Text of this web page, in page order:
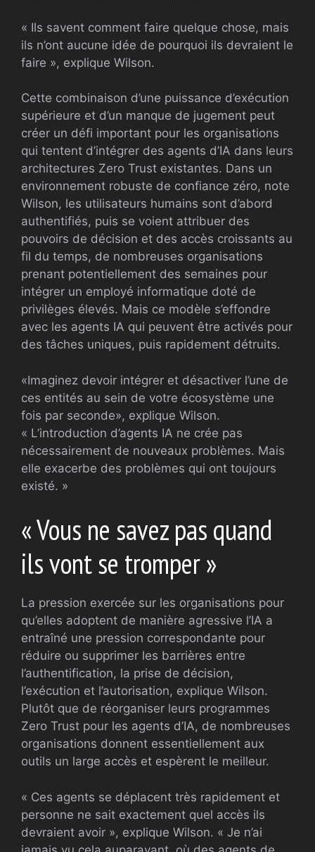
« Ils savent comment faire quelque chose, mais
ils n’ont aucune idée de pourquoi ils devraient le
faire », explique Wilson.
Cette combinaison d’une puissance d’exécution
supérieure et d’un manque de jugement peut
créer un défi important pour les organisations
qui tentent d’intégrer des agents d’IA dans leurs
architectures Zero Trust existantes. Dans un
environnement robuste de confiance zéro, note
Wilson, les utilisateurs humains sont d’abord
authentifiés, puis se voient attribuer des
pouvoirs de décision et des accès croissants au
fil du temps, de nombreuses organisations
prenant potentiellement des semaines pour
intégrer un employé informatique doté de
privilèges élevés. Mais ce modèle s’effondre
avec les agents IA qui peuvent être activés pour
des tâches uniques, puis rapidement détruits.
«Imaginez devoir intégrer et désactiver l’une de
ces entités au sein de votre écosystème une
fois par seconde», explique Wilson.
« L’introduction d’agents IA ne crée pas
nécessairement de nouveaux problèmes. Mais
elle exacerbe des problèmes qui ont toujours
existé. »
« Vous ne savez pas quand
ils vont se tromper »
La pression exercée sur les organisations pour
qu’elles adoptent de manière agressive l’IA a
entraîné une pression correspondante pour
réduire ou supprimer les barrières entre
l’authentification, la prise de décision,
l’exécution et l’autorisation, explique Wilson.
Plutôt que de réorganiser leurs programmes
Zero Trust pour les agents d’IA, de nombreuses
organisations donnent essentiellement aux
outils un large accès et espèrent le meilleur.
« Ces agents se déplacent très rapidement et
personne ne sait exactement quel accès ils
devraient avoir », explique Wilson. « Je n’ai